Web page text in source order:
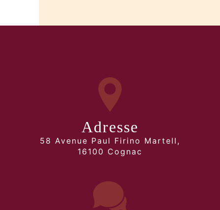
Adresse
58 Avenue Paul Firino Martell,
16100 Cognac